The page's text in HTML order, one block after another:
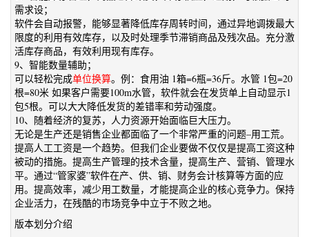
需求设；
软件会自动报警，能够显著降低库存周转时间，通过异地调拨最大
限度的利用有效库存，以及时处理季节滞销商品及残次品。充分激
活库存商品，有效利用现有库存。
9、智能数量辅助；
可以轻松完成单位换算。例：食用油 1箱=6瓶=36斤。水管 1包=20
根=80米 如果客户需要100m水管，软件就会在发货单上自动显示1
包5根。可以大大降低发货的差错率和劳动强度。
10、随着经济的复苏，人力资源开始面临巨大压力。
无论是生产还是销售企业都面临了一个非常严重的问题–用工荒。
提高人工工资是一个趋势。但我们企业要做不仅仅是提高工资这种
被动的措施。提高生产管理的技术含量，提高生产、营销、管理水
平。通过“管家婆”软件在产、供、销、财务会计核算等方面的应
用。提高效率，减少用工数量，才能提高企业的核心竞争力。保持
企业活力，在残酷的市场竞争中立于不败之地。
版本划分介绍